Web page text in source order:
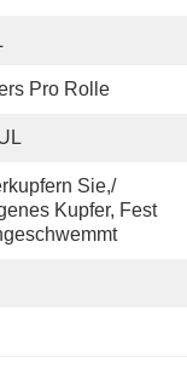
Pro Rolle
Sie,/
Kupfer, Fest